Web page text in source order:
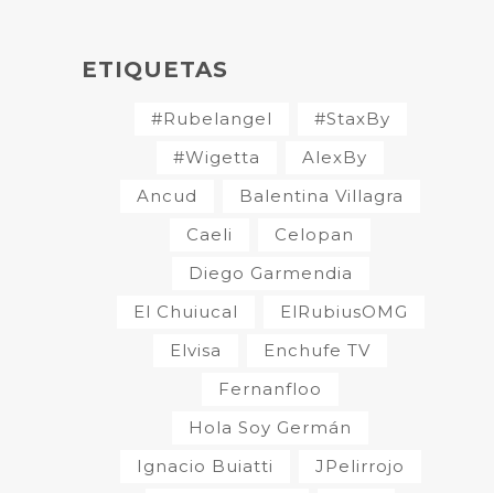
ETIQUETAS
#Rubelangel
#StaxBy
#Wigetta
AlexBy
Ancud
Balentina Villagra
Caeli
Celopan
Diego Garmendia
El Chuiucal
ElRubiusOMG
Elvisa
Enchufe TV
Fernanfloo
Hola Soy Germán
Ignacio Buiatti
JPelirrojo